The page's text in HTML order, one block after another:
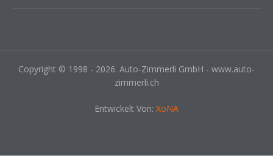
Copyright © 1998 - 2026. Auto-Zimmerli GmbH - www.auto-
zimmerli.ch
Entwickelt Von: XoNA